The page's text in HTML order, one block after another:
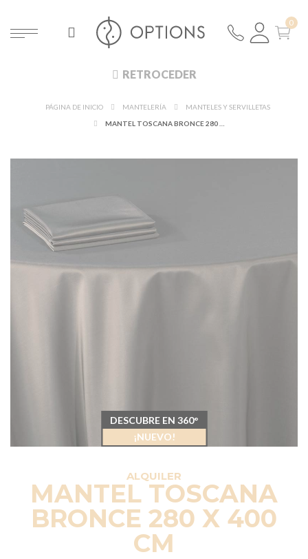
RETROCEDER
PÁGINA DE INICIO MANTELERÍA
MANTELES Y SERVILLETAS
ALQUILER
MANTEL TOSCANA
BRONCE 280 X 400
CM
DESCUBRE EN 360°
¡NUEVO!